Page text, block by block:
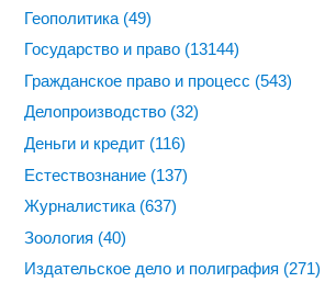
Геополитика (49)
Государство и право (13144)
Гражданское право и процесс (543)
Делопроизводство (32)
Деньги и кредит (116)
Естествознание (137)
Журналистика (637)
Зоология (40)
Издательское дело и полиграфия (271)